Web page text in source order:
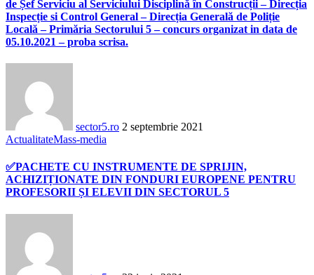
de Șef Serviciu al Serviciului Disciplină în Construcții – Direcția
Inspecție si Control General – Direcția Generală de Poliție
Locală – Primăria Sectorului 5 – concurs organizat in data de
05.10.2021 – proba scrisa.
sector5.ro 2 septembrie 2021
ActualitateMass-media
✅PACHETE CU INSTRUMENTE DE SPRIJIN,
ACHIZIȚIONATE DIN FONDURI EUROPENE PENTRU
PROFESORII ȘI ELEVII DIN SECTORUL 5